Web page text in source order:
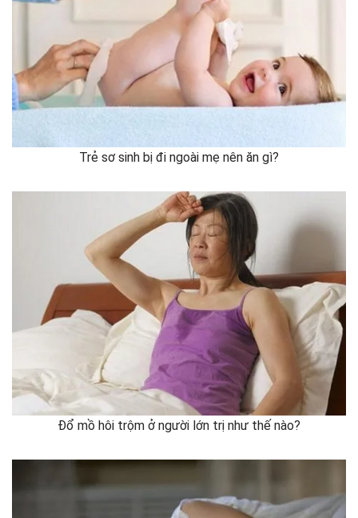
Trẻ sơ sinh bị đi ngoài mẹ nên ăn gì?
Đổ mồ hôi trộm ở người lớn trị như thế nào?